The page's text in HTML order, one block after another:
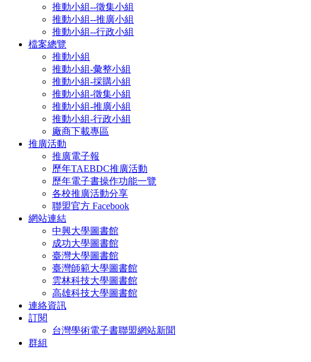
推動小組--徵集小組
推動小組--推廣小組
推動小組--行政小組
檔案總覽
推動小組
推動小組-彙整小組
推動小組-採購小組
推動小組-徵集小組
推動小組-推廣小組
推動小組-行政小組
廠商下載專區
推廣活動
推廣電子報
歷年TAEBDC推廣活動
歷年電子書操作功能一覽
各校推廣活動分享
聯盟官方 Facebook
網站連結
中興大學圖書館
成功大學圖書館
臺灣大學圖書館
臺灣師範大學圖書館
雲林科技大學圖書館
高雄科技大學圖書館
連絡資訊
訂閱
台灣學術電子書聯盟網站新聞
群組